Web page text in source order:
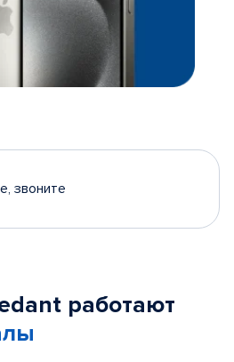
звоните
работают